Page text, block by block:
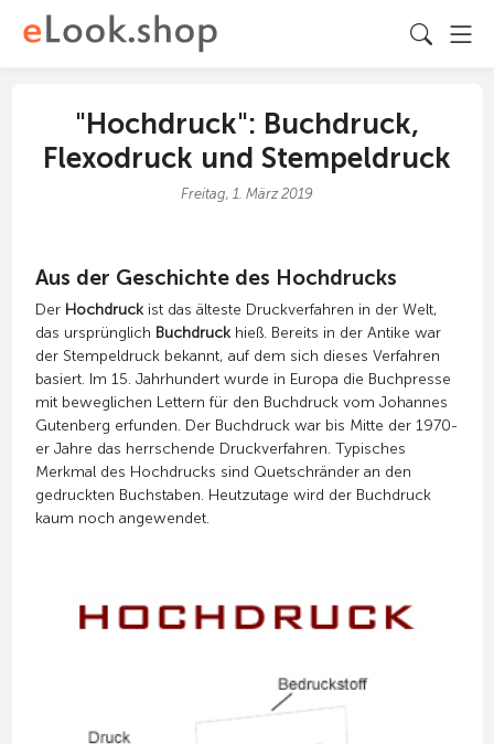
"Hochdruck": Buchdruck,
Flexodruck und Stempeldruck
Freitag, 1. März 2019
Aus der Geschichte des Hochdrucks
Der Hochdruckist das älteste Druckverfahren in der Welt,
das ursprünglich Buchdruckhieß. Bereits in der Antike war
der Stempeldruck bekannt, auf dem sich dieses Verfahren
basiert. Im 15. Jahrhundert wurde in Europa die Buchpresse
mit beweglichen Lettern für den Buchdruck vom Johannes
Gutenberg erfunden. Der Buchdruck war bis Mitte der 1970-
er Jahre das herrschende Druckverfahren. Typisches
Merkmal des Hochdrucks sind Quetschränder an den
gedruckten Buchstaben. Heutzutage wird der Buchdruck
kaum noch angewendet.